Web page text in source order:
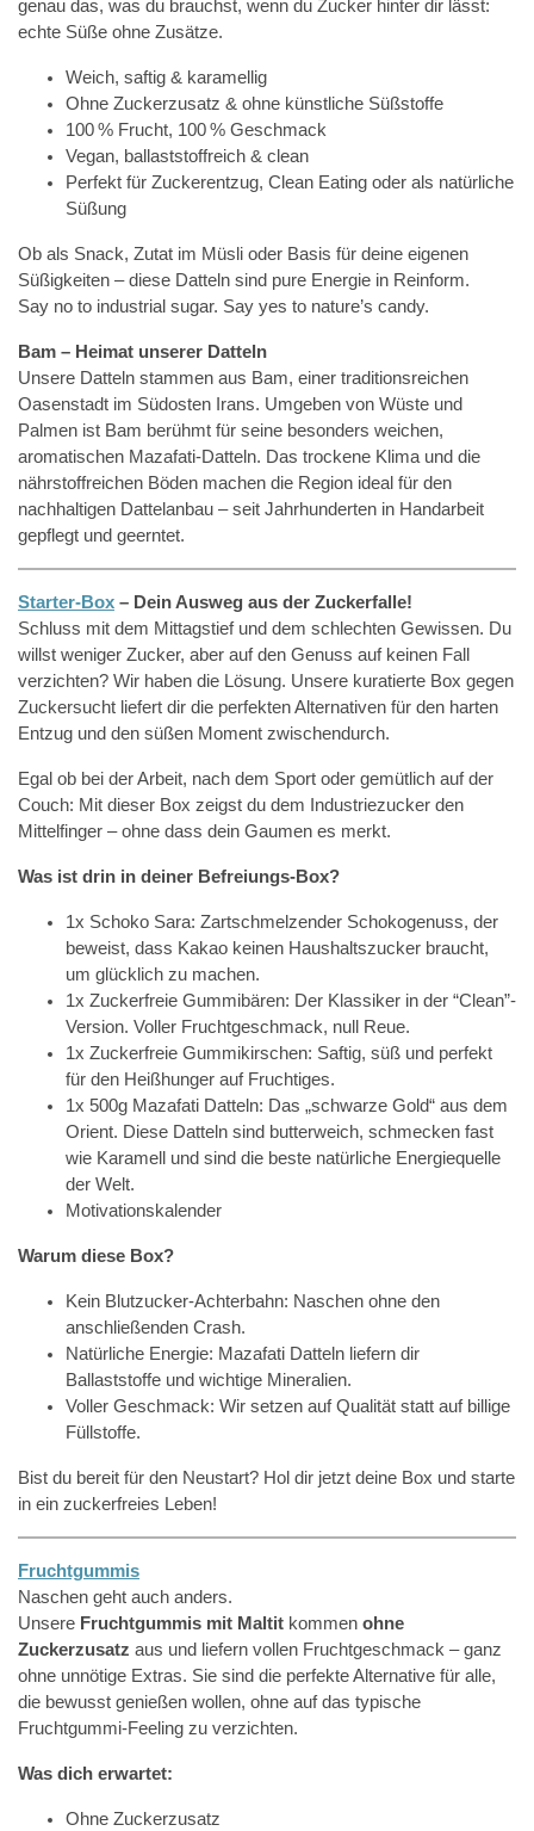
genau das, was du brauchst, wenn du Zucker hinter dir lässt:
echte Süße ohne Zusätze.
Weich, saftig & karamellig
Ohne Zuckerzusatz & ohne künstliche Süßstoffe
100 % Frucht, 100 % Geschmack
Vegan, ballaststoffreich & clean
Perfekt für Zuckerentzug, Clean Eating oder als natürliche
Süßung
Ob als Snack, Zutat im Müsli oder Basis für deine eigenen
Süßigkeiten – diese Datteln sind pure Energie in Reinform.
Say no to industrial sugar. Say yes to nature’s candy.
Bam – Heimat unserer Datteln
Unsere Datteln stammen aus Bam, einer traditionsreichen
Oasenstadt im Südosten Irans. Umgeben von Wüste und
Palmen ist Bam berühmt für seine besonders weichen,
aromatischen Mazafati-Datteln. Das trockene Klima und die
nährstoffreichen Böden machen die Region ideal für den
nachhaltigen Dattelanbau – seit Jahrhunderten in Handarbeit
gepflegt und geerntet.
Starter-Box – Dein Ausweg aus der Zuckerfalle!
Schluss mit dem Mittagstief und dem schlechten Gewissen. Du
willst weniger Zucker, aber auf den Genuss auf keinen Fall
verzichten? Wir haben die Lösung. Unsere kuratierte Box gegen
Zuckersucht liefert dir die perfekten Alternativen für den harten
Entzug und den süßen Moment zwischendurch.
Egal ob bei der Arbeit, nach dem Sport oder gemütlich auf der
Couch: Mit dieser Box zeigst du dem Industriezucker den
Mittelfinger – ohne dass dein Gaumen es merkt.
Was ist drin in deiner Befreiungs-Box?
1x Schoko Sara: Zartschmelzender Schokogenuss, der
beweist, dass Kakao keinen Haushaltszucker braucht,
um glücklich zu machen.
1x Zuckerfreie Gummibären: Der Klassiker in der “Clean”-
Version. Voller Fruchtgeschmack, null Reue.
1x Zuckerfreie Gummikirschen: Saftig, süß und perfekt
für den Heißhunger auf Fruchtiges.
1x 500g Mazafati Datteln: Das „schwarze Gold“ aus dem
Orient. Diese Datteln sind butterweich, schmecken fast
wie Karamell und sind die beste natürliche Energiequelle
der Welt.
Motivationskalender
Warum diese Box?
Kein Blutzucker-Achterbahn: Naschen ohne den
anschließenden Crash.
Natürliche Energie: Mazafati Datteln liefern dir
Ballaststoffe und wichtige Mineralien.
Voller Geschmack: Wir setzen auf Qualität statt auf billige
Füllstoffe.
Bist du bereit für den Neustart? Hol dir jetzt deine Box und starte
in ein zuckerfreies Leben!
Fruchtgummis
Naschen geht auch anders.
Unsere Fruchtgummis mit Maltit kommen ohne
Zuckerzusatz aus und liefern vollen Fruchtgeschmack – ganz
ohne unnötige Extras. Sie sind die perfekte Alternative für alle,
die bewusst genießen wollen, ohne auf das typische
Fruchtgummi-Feeling zu verzichten.
Was dich erwartet:
Ohne Zuckerzusatz